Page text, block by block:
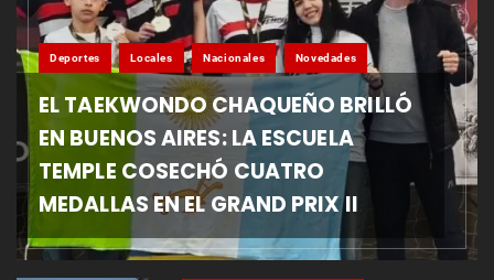
Deportes Locales Nacionales Novedades
EL TAEKWONDO CHAQUEÑO BRILLÓ
EN BUENOS AIRES: LA ESCUELA
TEMPLE COSECHÓ CUATRO
MEDALLAS EN EL GRAND PRIX II